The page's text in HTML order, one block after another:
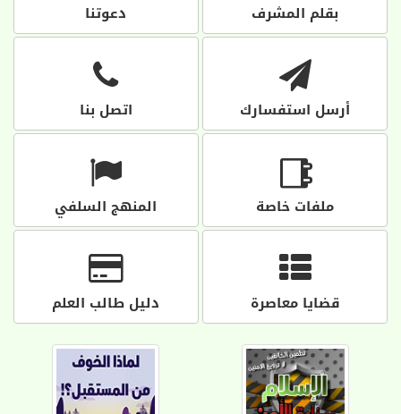
بقلم المشرف دعوتنا
أرسل استفسارك اتصل بنا
ملفات خاصة المنهج السلفي
قضايا معاصرة دليل طالب العلم